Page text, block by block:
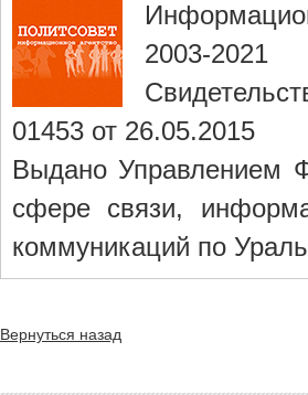
2003-2021
01453 от 26.05.2015
Выдано Управлением
сфере связи,
коммуникаций по
Вернуться назад